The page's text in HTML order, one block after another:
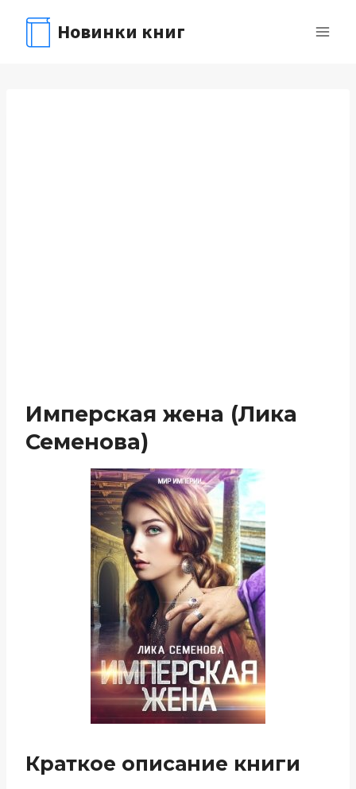
содержимому
Новинки книг
Имперская жена (Лика
Семенова)
Краткое описание книги